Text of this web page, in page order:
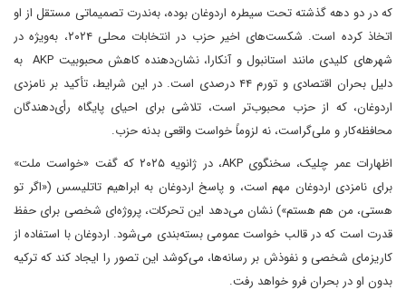
که در دو دهه گذشته تحت سیطره اردوغان بوده، به‌ندرت تصمیماتی مستقل از او
اتخاذ کرده است. شکست‌های اخیر حزب در انتخابات محلی ۲۰۲۴، به‌ویژه در
شهرهای کلیدی مانند استانبول و آنکارا، نشان‌دهنده کاهش محبوبیت AKP به
دلیل بحران اقتصادی و تورم ۴۴ درصدی است. در این شرایط، تأکید بر نامزدی
اردوغان، که از حزب محبوب‌تر است، تلاشی برای احیای پایگاه رأی‌دهندگان
محافظه‌کار و ملی‌گراست، نه لزوماً خواست واقعی بدنه حزب.
اظهارات عمر چلیک، سخنگوی AKP، در ژانویه ۲۰۲۵ که گفت «خواست ملت»
برای نامزدی اردوغان مهم است، و پاسخ اردوغان به ابراهیم تاتلیسس («اگر تو
هستی، من هم هستم») نشان می‌دهد این تحرکات، پروژه‌ای شخصی برای حفظ
قدرت است که در قالب خواست عمومی بسته‌بندی می‌شود. اردوغان با استفاده از
کاریزمای شخصی و نفوذش بر رسانه‌ها، می‌کوشد این تصور را ایجاد کند که ترکیه
بدون او در بحران فرو خواهد رفت.